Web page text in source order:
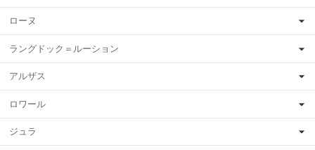
ローヌ
ラングドック＝ルーション
アルザス
ロワール
ジュラ